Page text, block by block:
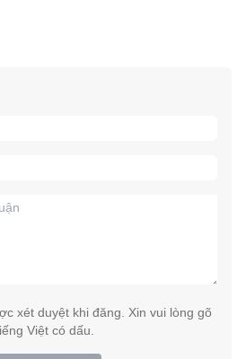
xét duyệt khi đăng. Xin vui lòng gõ
Việt có dấu.